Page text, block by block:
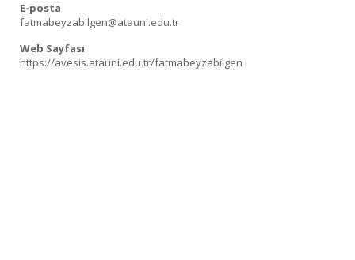
E-posta
fatmabeyzabilgen@atauni.edu.tr
Web Sayfası
https://avesis.atauni.edu.tr/fatmabeyzabilgen